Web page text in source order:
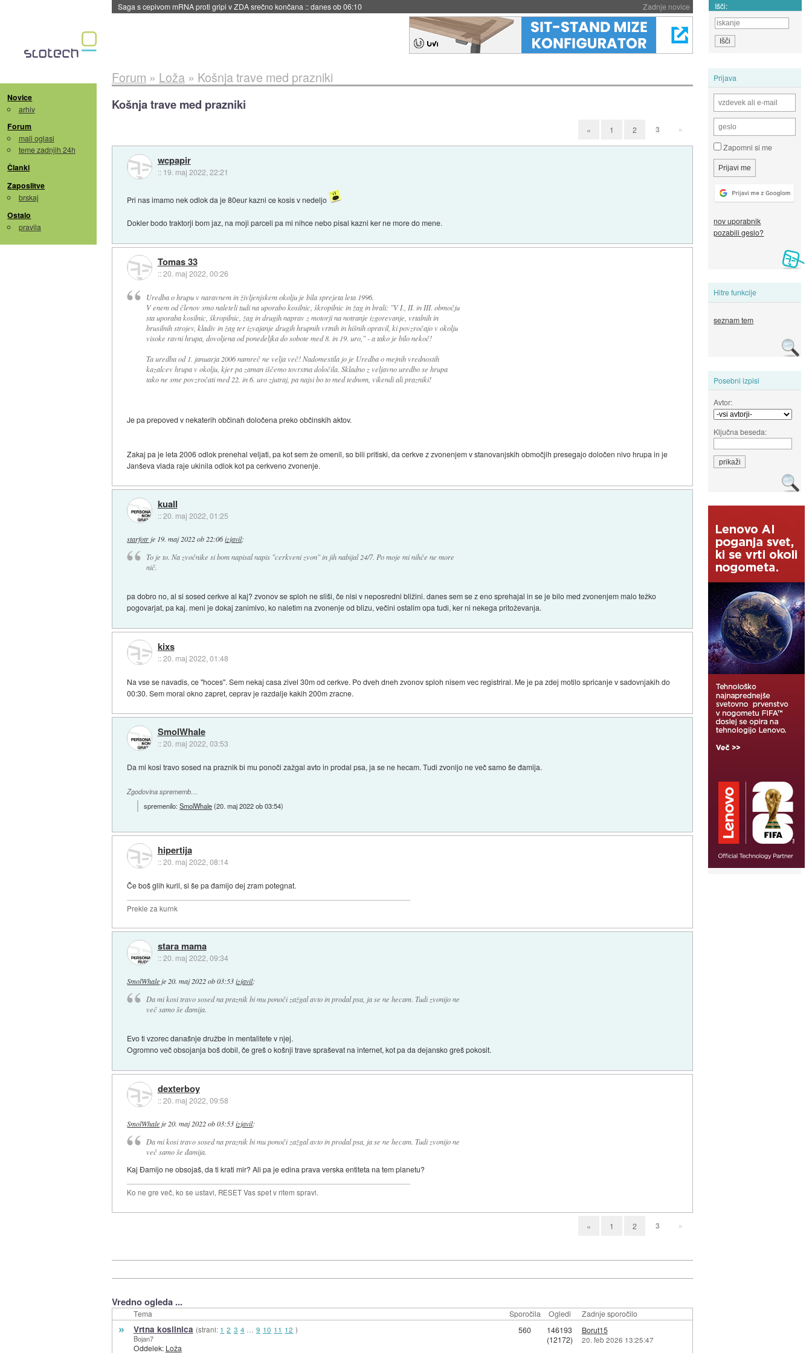
Zadnje novice
Saga s cepivom mRNA proti gripi v ZDA srečno končana ::danes ob 06:10 Išči:
Novice
arhiv
Forum
mali oglasi
teme zadnjih 24h
Članki
Zaposlitve
brskaj
Ostalo
pravila
Prijava
Zapomni si me
nov uporabnik
pozabili geslo?
Hitre funkcije
seznam tem
Posebni izpisi
Avtor:
Ključna beseda:
Forum » Loža» Košnja trave med prazniki
Košnja trave med prazniki
« 1 2 3 »
wcpapir
:: 19. maj 2022, 22:21
Pri nas imamo nek odlok da je 80eur kazni ce kosis v nedeljo
Dokler bodo traktorji bom jaz, na moji parceli pa mi nihce nebo pisal kazni ker ne more do mene.
Tomas 33
::20. maj 2022, 00:26
Uredba o hrupu v naravnem in življenjskem okolju je bila sprejeta leta 1996.
V enem od členov smo naleteli tudi na uporabo kosilnic, škropilnic in žag in brali: "V I., II. in III. območju
sta uporaba kosilnic, škropilnic, žag in drugih naprav z motorji na notranje izgorevanje, vrtalnih in
brusilnih strojev, kladiv in žag ter izvajanje drugih hrupnih vrtnih in hišnih opravil, ki povzročajo v okolju
visoke ravni hrupa, dovoljena od ponedeljka do sobote med 8. in 19. uro," - a tako je bilo nekoč!
Ta uredba od 1. januarja 2006 namreč ne velja več! Nadomestila jo je Uredba o mejnih vrednostih
kazalcev hrupa v okolju, kjer pa zaman iščemo tovrstna določila. Skladno z veljavno uredbo se hrupa
tako ne sme povzročati med 22. in 6. uro zjutraj, pa najsi bo to med tednom, vikendi ali prazniki!
Je pa prepoved v nekaterih občinah določena preko občinskih aktov.
Zakaj pa je leta 2006 odlok prenehal veljati, pa kot sem že omenil, so bili pritiski, da cerkve z zvonenjem v stanovanjskih območjih presegajo določen nivo hrupa in je
Janševa vlada raje ukinila odlok kot pa cerkveno zvonenje.
kuall
::20. maj 2022, 01:25
starfotr je 19. maj 2022 ob 22:06 izjavil:
To je to. Na zvočnike si bom napisal napis "cerkveni zvon" in jih nabijal 24/7. Po moje mi nihče ne more
nič.
pa dobro no, al si sosed cerkve al kaj? zvonov se sploh ne sliši, če nisi v neposredni bližini. danes sem se z eno sprehajal in se je bilo med zvonenjem malo težko
pogovarjat, pa kaj. meni je dokaj zanimivo, ko naletim na zvonenje od blizu, večini ostalim opa tudi, ker ni nekega pritoževanja.
kixs
::20. maj 2022, 01:48
Na vse se navadis, ce "hoces". Sem nekaj casa zivel 30m od cerkve. Po dveh dneh zvonov sploh nisem vec registriral. Me je pa zdej motilo spricanje v sadovnjakih do
00:30. Sem moral okno zapret, ceprav je razdalje kakih 200m zracne.
SmolWhale
::20. maj 2022, 03:53
Da mi kosi travo sosed na praznik bi mu ponoči zažgal avto in prodal psa, ja se ne hecam. Tudi zvonijo ne več samo še đamija.
Zgodovina sprememb…
spremenilo:SmolWhale(20. maj 2022 ob 03:54)
hipertija
::20. maj 2022, 08:14
Če boš glih kuril, si še pa đamijo dej zram potegnat.
Prekle za kurnk
stara mama
::20. maj 2022, 09:34
SmolWhale je 20. maj 2022 ob 03:53 izjavil:
Da mi kosi travo sosed na praznik bi mu ponoči zažgal avto in prodal psa, ja se ne hecam. Tudi zvonijo ne
več samo še đamija.
Evo ti vzorec današnje družbe in mentalitete v njej.
Ogromno več obsojanja boš dobil, če greš o košnji trave spraševat na internet, kot pa da dejansko greš pokosit.
dexterboy
::20. maj 2022, 09:58
SmolWhale je 20. maj 2022 ob 03:53 izjavil:
Da mi kosi travo sosed na praznik bi mu ponoči zažgal avto in prodal psa, ja se ne hecam. Tudi zvonijo ne
več samo še đamija.
Kaj Đamijo ne obsojaš, da ti krati mir? Ali pa je edina prava verska entiteta na tem planetu?
Ko ne gre več, ko se ustavi, RESET Vas spet v ritem spravi.
« 1 2 3 »
Vredno ogleda ...
Tema Sporočila Ogledi Zadnje sporočilo
» Vrtna kosilnica (strani: 1 2 3 4 … 9 10 11 12 )
Bojan7
Oddelek: Loža
560
146193
(12172)
Borut15
20. feb 2026 13:25:47